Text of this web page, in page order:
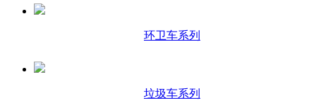
环卫车系列
垃圾车系列